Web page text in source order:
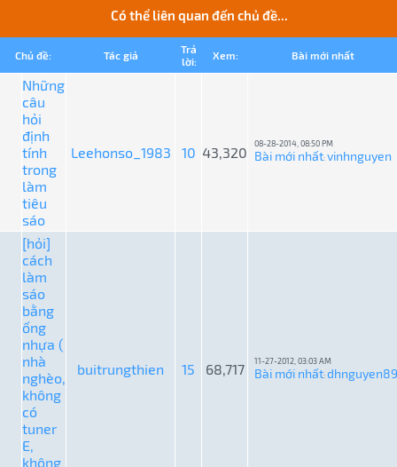
Có thể liên quan đến chủ đề...
Chủ đề: Tác giả
Trả
lời:
Xem: Bài mới nhất
Những
câu
hỏi
định
tính
trong
làm
tiêu
sáo
Leehonso_1983 10 43,320
08-28-2014, 08:50 PM
Bài mới nhất:vinhnguyen
[hỏi]
cách
làm
sáo
bằng
ống
nhựa (
nhà
nghèo,
không
có
tuner
E,
không
buitrungthien 15 68,717 11-27-2012, 03:03 AM
Bài mới nhất:dhnguyen89